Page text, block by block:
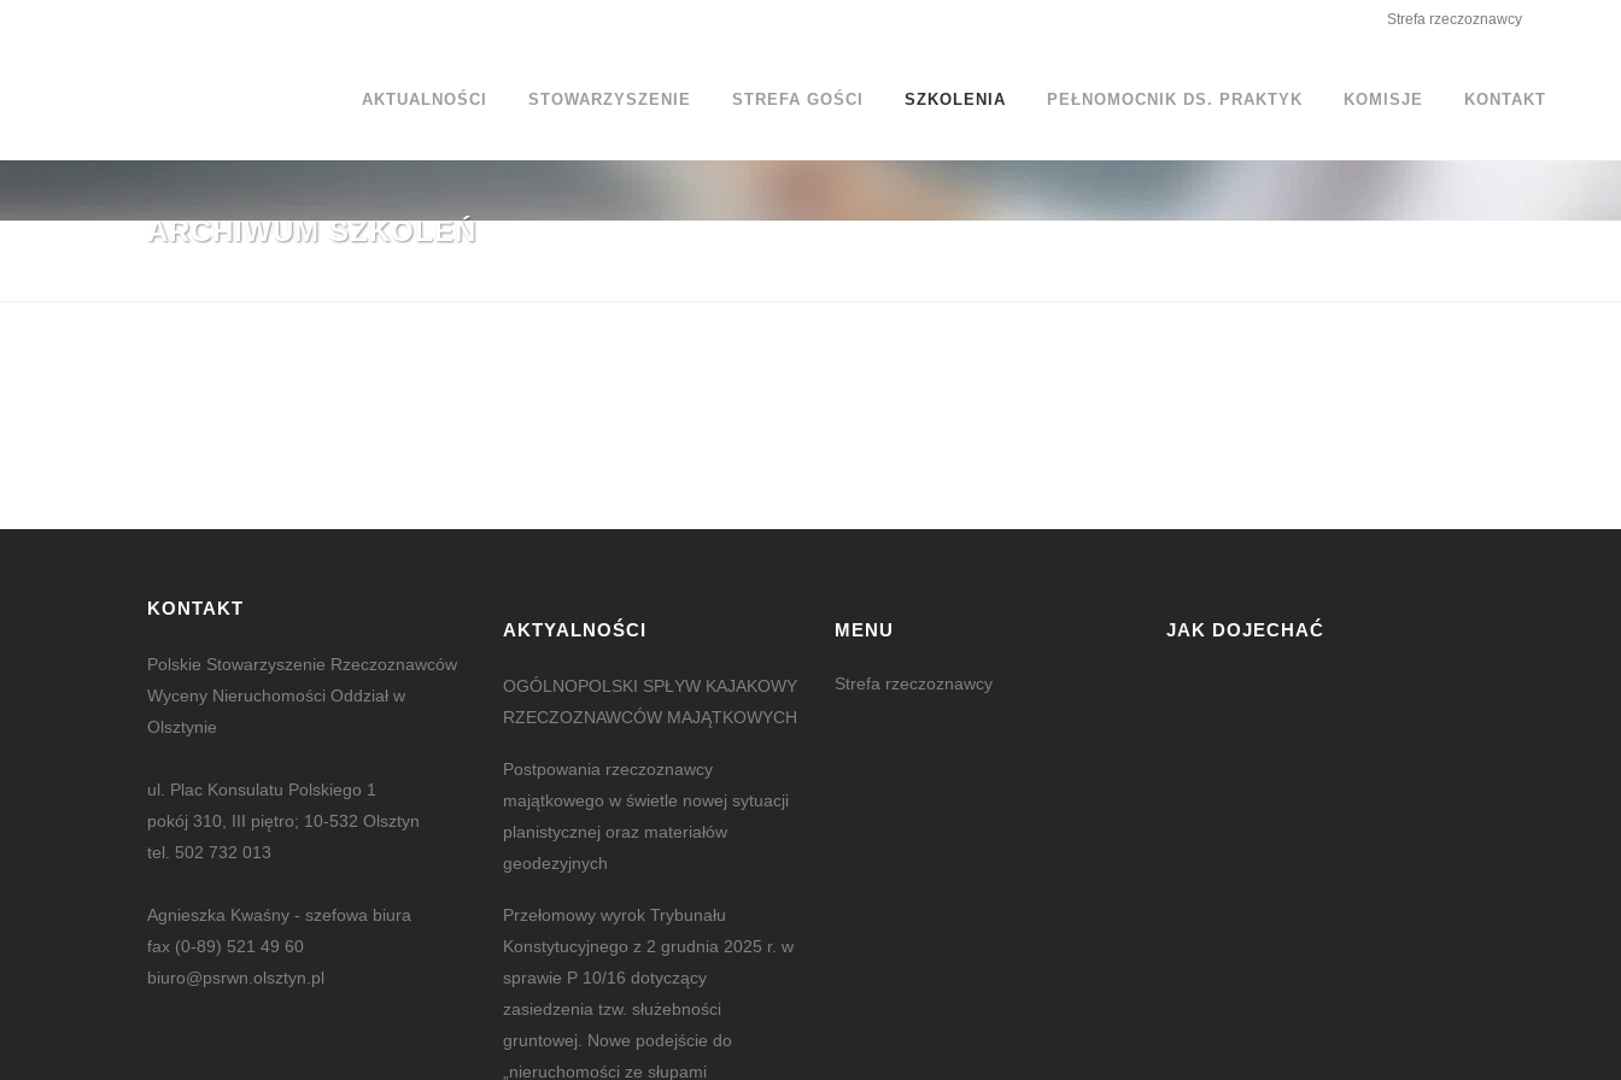
Strefa rzeczoznawcy
AKTUALNOŚCI STOWARZYSZENIE STREFA GOŚCI SZKOLENIA PEŁNOMOCNIK DS. PRAKTYK KOMISJE KONTAKT
ARCHIWUM SZKOLEŃ
KONTAKT
Polskie Stowarzyszenie Rzeczoznawców
Wyceny Nieruchomości Oddział w
Olsztynie
ul. Plac Konsulatu Polskiego 1
pokój 310, III piętro; 10-532 Olsztyn
tel. 502 732 013
Agnieszka Kwaśny - szefowa biura
fax (0-89) 521 49 60
biuro@psrwn.olsztyn.pl
AKTYALNOŚCI
OGÓLNOPOLSKI SPŁYW KAJAKOWY
RZECZOZNAWCÓW MAJĄTKOWYCH
Postpowania rzeczoznawcy
majątkowego w świetle nowej sytuacji
planistycznej oraz materiałów
geodezyjnych
Przełomowy wyrok Trybunału
Konstytucyjnego z 2 grudnia 2025 r. w
sprawie P 10/16 dotyczący
zasiedzenia tzw. służebności
gruntowej. Nowe podejście do
„nieruchomości ze słupami
MENU
Strefa rzeczoznawcy
JAK DOJECHAĆ